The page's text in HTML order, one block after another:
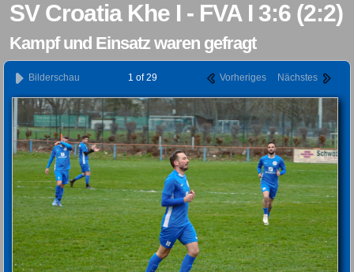
SV Croatia Khe I - FVA I 3:6 (2:2)
Kampf und Einsatz waren gefragt
Bilderschau Vorheriges Nächstes
1 of 29